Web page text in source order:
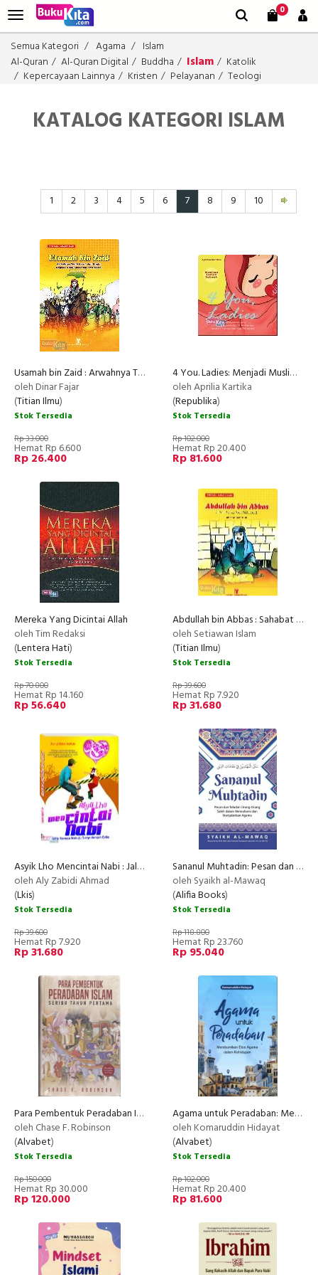
0
Semua Kategori Agama
Islam
Al-Quran
Al-Quran Digital Buddha Islam
Katolik
Kepercayaan Lainnya
Kristen Pelayanan Teologi
KATALOG KATEGORI ISLAM
1 2 3 4 5 6 7 8 9 10
Usamah bin Zaid : Arwahnya Telah Resah dan Rindu Kepada Allah Subhanahu Wa Taala
oleh Dinar Fajar
(Titian Ilmu)
Stok Tersedia
Rp 33.000
Hemat Rp 6.600
Rp 26.400
4 You. Ladies: Menjadi Muslimah Yg Lurus Agamanya...
oleh Aprilia Kartika
(Republika)
Stok Tersedia
Rp 102.000
Hemat Rp 20.400
Rp 81.600
Mereka Yang Dicintai Allah
oleh Tim Redaksi
(Lentera Hati)
Stok Tersedia
Rp 70.800
Hemat Rp 14.160
Rp 56.640
Abdullah bin Abbas : Sahabat yang Banyak Menangis
oleh Setiawan Islam
(Titian Ilmu)
Stok Tersedia
Rp 39.600
Hemat Rp 7.920
Rp 31.680
Asyik Lho Mencintai Nabi : Jalan Remaja Menuju Sorga dengan Cinta
oleh Aly Zabidi Ahmad
(Lkis)
Stok Tersedia
Rp 39.600
Hemat Rp 7.920
Rp 31.680
Sananul Muhtadin: Pesan dan Teladan Orang-Orang Saleh dalam Memahami dan Menjalankan Agama
oleh Syaikh al-Mawaq
(Alifia Books)
Stok Tersedia
Rp 118.800
Hemat Rp 23.760
Rp 95.040
Para Pembentuk Peradaban Islam: Seribu Tahun Pertama (HC) NEW
oleh Chase F. Robinson
(Alvabet)
Stok Tersedia
Rp 150.000
Hemat Rp 30.000
Rp 120.000
Agama untuk Peradaban: Membumikan Etos Agama dalam Kehidupan
oleh Komaruddin Hidayat
(Alvabet)
Stok Tersedia
Rp 102.000
Hemat Rp 20.400
Rp 81.600